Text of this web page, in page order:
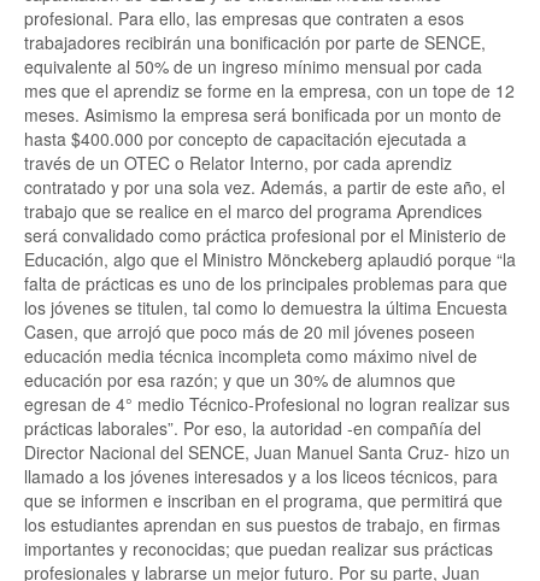
profesional. Para ello, las empresas que contraten a esos
trabajadores recibirán una bonificación por parte de SENCE,
equivalente al 50% de un ingreso mínimo mensual por cada
mes que el aprendiz se forme en la empresa, con un tope de 12
meses. Asimismo la empresa será bonificada por un monto de
hasta $400.000 por concepto de capacitación ejecutada a
través de un OTEC o Relator Interno, por cada aprendiz
contratado y por una sola vez. Además, a partir de este año, el
trabajo que se realice en el marco del programa Aprendices
será convalidado como práctica profesional por el Ministerio de
Educación, algo que el Ministro Mönckeberg aplaudió porque “la
falta de prácticas es uno de los principales problemas para que
los jóvenes se titulen, tal como lo demuestra la última Encuesta
Casen, que arrojó que poco más de 20 mil jóvenes poseen
educación media técnica incompleta como máximo nivel de
educación por esa razón; y que un 30% de alumnos que
egresan de 4° medio Técnico-Profesional no logran realizar sus
prácticas laborales”. Por eso, la autoridad -en compañía del
Director Nacional del SENCE, Juan Manuel Santa Cruz- hizo un
llamado a los jóvenes interesados y a los liceos técnicos, para
que se informen e inscriban en el programa, que permitirá que
los estudiantes aprendan en sus puestos de trabajo, en firmas
importantes y reconocidas; que puedan realizar sus prácticas
profesionales y labrarse un mejor futuro. Por su parte, Juan